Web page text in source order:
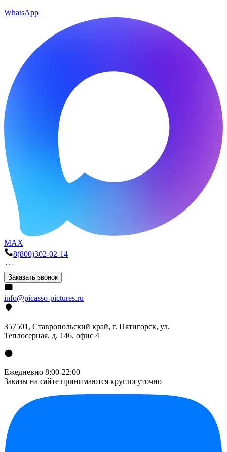
WhatsApp
MAX
8(800)302-02-14
Заказать звонок
info@picasso-pictures.ru
357501, Ставропольский край, г. Пятигорск, ул.
Теплосерная, д. 146, офис 4
Ежедневно 8:00-22:00
Заказы на сайте принимаются круглосуточно